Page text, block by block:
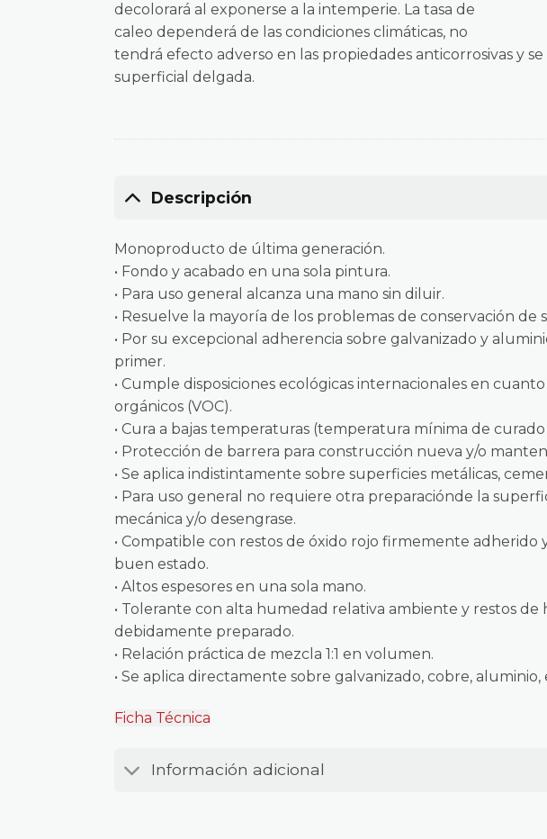
decolorará al exponerse a la intemperie. La tasa de
caleo dependerá de las condiciones climáticas, no
tendrá efecto adverso en las propiedades anticorrosivas y
superficial delgada.
Descripción
Monoproducto de última generación.
• Fondo y acabado en una sola pintura.
• Para uso general alcanza una mano sin diluir.
• Resuelve la mayoría de los problemas de conservación de
• Por su excepcional adherencia sobre galvanizado y
primer.
• Cumple disposiciones ecológicas internacionales en
orgánicos (VOC).
• Cura a bajas temperaturas (temperatura mínima de curado
• Protección de barrera para construcción nueva y/o
• Se aplica indistintamente sobre superficies metálicas,
• Para uso general no requiere otra preparaciónde la
mecánica y/o desengrase.
• Compatible con restos de óxido rojo firmemente adherido
buen estado.
• Altos espesores en una sola mano.
• Tolerante con alta humedad relativa ambiente y restos
debidamente preparado.
• Relación práctica de mezcla 1:1 en volumen.
• Se aplica directamente sobre galvanizado, cobre, aluminio,
Ficha Técnica
Información adicional